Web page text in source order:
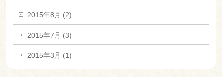
2015年8月 (2)
2015年7月 (3)
2015年3月 (1)